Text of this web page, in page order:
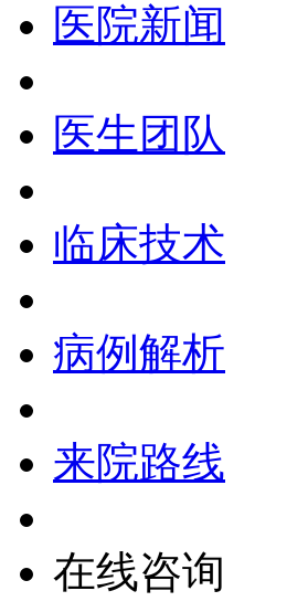
医院新闻
医生团队
临床技术
病例解析
来院路线
在线咨询